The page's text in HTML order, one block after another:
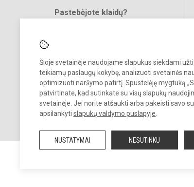
Šioje svetainėje naudojame slapukus siekdami
teikiamų paslaugų kokybę, analizuoti svetainės
optimizuoti naršymo patirtį. Spustelėję mygtuką
patvirtinate, kad sutinkate su visų slapukų
svetainėje. Jei norite atšaukti arba pakeisti savo
apsilankyti slapukų valdymo puslapyje
NUSTATYMAI NESUTINKU
Pastebėjote klaidų?
© 2022. Šalčininkų r. Eišiškių muzikos mokykla. Visos teisės
Kopijuoti turinį be raštiško mokyklos vadovybės sutikimo